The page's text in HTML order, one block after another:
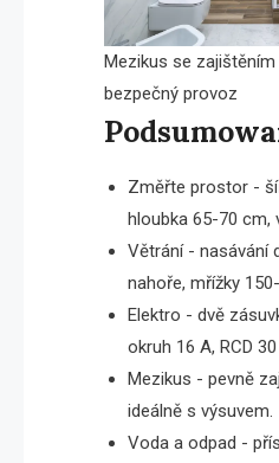
Mezikus se
bezpečný provoz
Změřte prostor -
hloubka 65-70 cm,
Větrání - nasávání
nahoře, mřížky
Elektro - dvě
okruh 16 A, RCD
Mezikus - pevně
ideálně s výsuvem.
Voda a odpad -